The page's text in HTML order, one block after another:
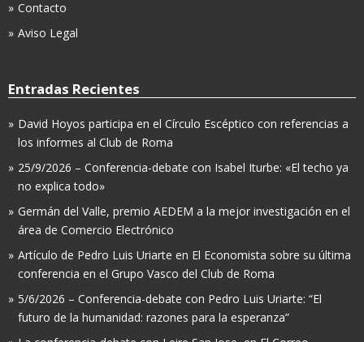
Contacto
Aviso Legal
Entradas Recientes
David Hoyos participa en el Círculo Escéptico con referencias a
los informes al Club de Roma
25/9/2026 – Conferencia-debate con Isabel Iturbe: «El techo ya
no explica todo»
Germán del Valle, premio AEDEM a la mejor investigación en el
área de Comercio Electrónico
Artículo de Pedro Luis Uriarte en El Economista sobre su última
conferencia en el Grupo Vasco del Club de Roma
5/6/2026 – Conferencia-debate con Pedro Luis Uriarte: “El
futuro de la humanidad: razones para la esperanza”